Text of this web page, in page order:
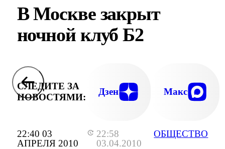
22:40 03
АПРЕЛЯ 2010
22:58
03.04.2010
ОБЩЕСТВО
В Москве закрыт
ночной клуб Б2
СЛЕДИТЕ ЗА
НОВОСТЯМИ:
Дзен Макс